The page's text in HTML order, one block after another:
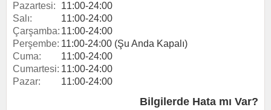
Pazartesi:
11:00-24:00
Salı:
11:00-24:00
Çarşamba: 11:00-24:00
Perşembe: 11:00-24:00 (Şu Anda Kapalı)
Cuma:
11:00-24:00
Cumartesi: 11:00-24:00
Pazar:
11:00-24:00
Bilgilerde Hata mı Var?